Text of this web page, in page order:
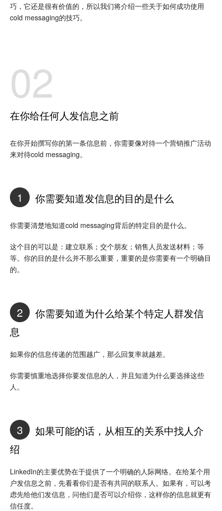
巧，它还是很有价值的，所以我们将介绍一些关于如何成功使用
cold messaging的技巧。
02
在你给任何人发信息之前
在你开始撰写你的第一条信息前，你需要像对待一个营销推广活动
来对待cold messaging。
1 你需要知道发信息的目的是什么
你需要清楚地知道cold messaging背后的特定目的是什么。
这个目的可以是：建立联系；交个朋友；销售人员发送材料；等
等。你的目的是什么并不那么重要，重要的是你需要有一个明确目
的。
2
你需要知道为什么给某个特定人群发信
息
如果你的信息传递的范围越广，那么回复率就越差。
你需要慎重地选择你要发信息的人，并且知道为什么要选择这些
人。
3
如果可能的话，从相互的关系中找人介
绍
LinkedIn的主要优势在于提供了一个明确的人际网络。在给某个用
户发信息之前，先看看你们是否有共同的联系人。如果有，可以考
虑先给他们发信息，问他们是否可以介绍你，这样你的信息就更有
信任度。